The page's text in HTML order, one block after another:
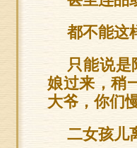
都不能这
只能说
娘过来，稍
大爷，你们
二女孩儿